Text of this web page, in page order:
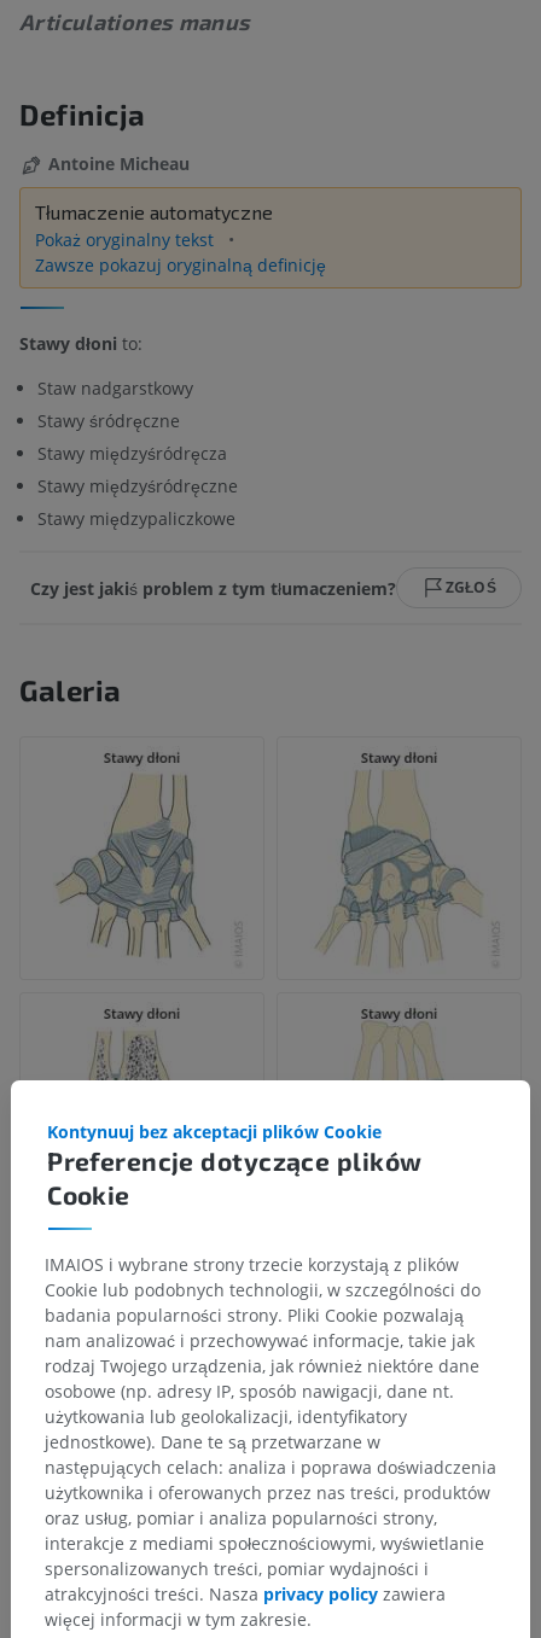
Articulationes manus
Definicja
Antoine Micheau
Tłumaczenie automatyczne
Pokaż oryginalny tekst
Zawsze pokazuj oryginalną definicję
Stawy dłoni to:
Staw nadgarstkowy
Stawy śródręczne
Stawy międzyśródręcza
Stawy międzyśródręczne
Stawy międzypaliczkowe
Czy jest jakiś problem z tym tłumaczeniem? ZGŁOŚ
Galeria
Hierarchia anatomiczna
Anatomia człowieka 2
Anatomia człowieka 1
Anatomia układu kostnego> Stawy>
Stawy kończyny górnej>
Stawy wolne kończyny górnej>
Stawy maziowe kończyny górnej> Stawy dłoni
Powiązane struktury:
Preferencje dotyczące plików
Cookie
Kontynuuj bez akceptacji plików Cookie
IMAIOS i wybrane strony trzecie korzystają z plików
Cookie lub podobnych technologii, w szczególności do
badania popularności strony. Pliki Cookie pozwalają
nam analizować i przechowywać informacje, takie jak
rodzaj Twojego urządzenia, jak również niektóre dane
osobowe (np. adresy IP, sposób nawigacji, dane nt.
użytkowania lub geolokalizacji, identyfikatory
jednostkowe). Dane te są przetwarzane w
następujących celach: analiza i poprawa doświadczenia
użytkownika i oferowanych przez nas treści, produktów
oraz usług, pomiar i analiza popularności strony,
interakcje z mediami społecznościowymi, wyświetlanie
spersonalizowanych treści, pomiar wydajności i
atrakcyjności treści. Nasza privacy policy zawiera
więcej informacji w tym zakresie.